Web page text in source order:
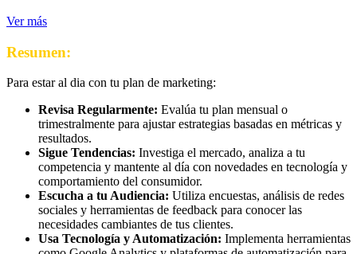
Ver más
Resumen:
Para estar al dia con tu plan de marketing:
Revisa Regularmente: Evalúa tu plan mensual o
trimestralmente para ajustar estrategias basadas en métricas y
resultados.
Sigue Tendencias: Investiga el mercado, analiza a tu
competencia y mantente al día con novedades en tecnología y
comportamiento del consumidor.
Escucha a tu Audiencia: Utiliza encuestas, análisis de redes
sociales y herramientas de feedback para conocer las
necesidades cambiantes de tus clientes.
Usa Tecnología y Automatización: Implementa herramientas